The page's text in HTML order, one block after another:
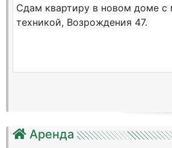
Аренда
Сдам квартиру в новом доме с
техникой, Возрождения 47.